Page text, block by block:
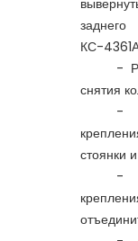
КС-
-
снятия
-
стоянки
-